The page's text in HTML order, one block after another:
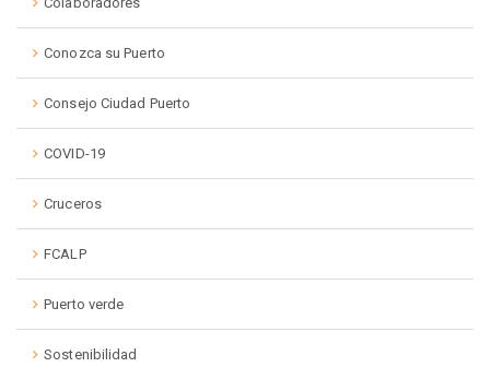
Conozca su Puerto
Consejo Ciudad Puerto
COVID-19
Cruceros
FCALP
Puerto verde
Sostenibilidad